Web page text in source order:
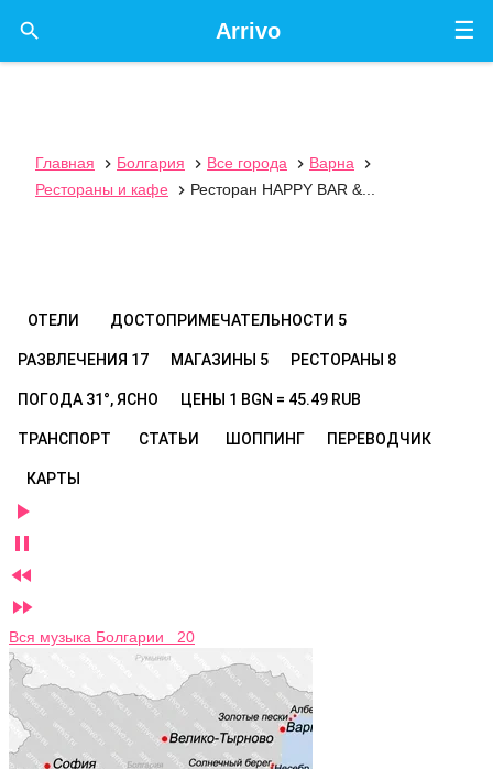
☰
Arrivo

Главная  Болгария  Все города  Варна

Рестораны и кафе
 Ресторан HAPPY BAR &...
ОТЕЛИ ДОСТОПРИМЕЧАТЕЛЬНОСТИ 5
РАЗВЛЕЧЕНИЯ 17 МАГАЗИНЫ 5 РЕСТОРАНЫ 8
ПОГОДА 31°, ЯСНО ЦЕНЫ 1 BGN = 45.49 RUB
ТРАНСПОРТ СТАТЬИ ШОППИНГ ПЕРЕВОДЧИК
КАРТЫ




Вся музыка Болгарии 20